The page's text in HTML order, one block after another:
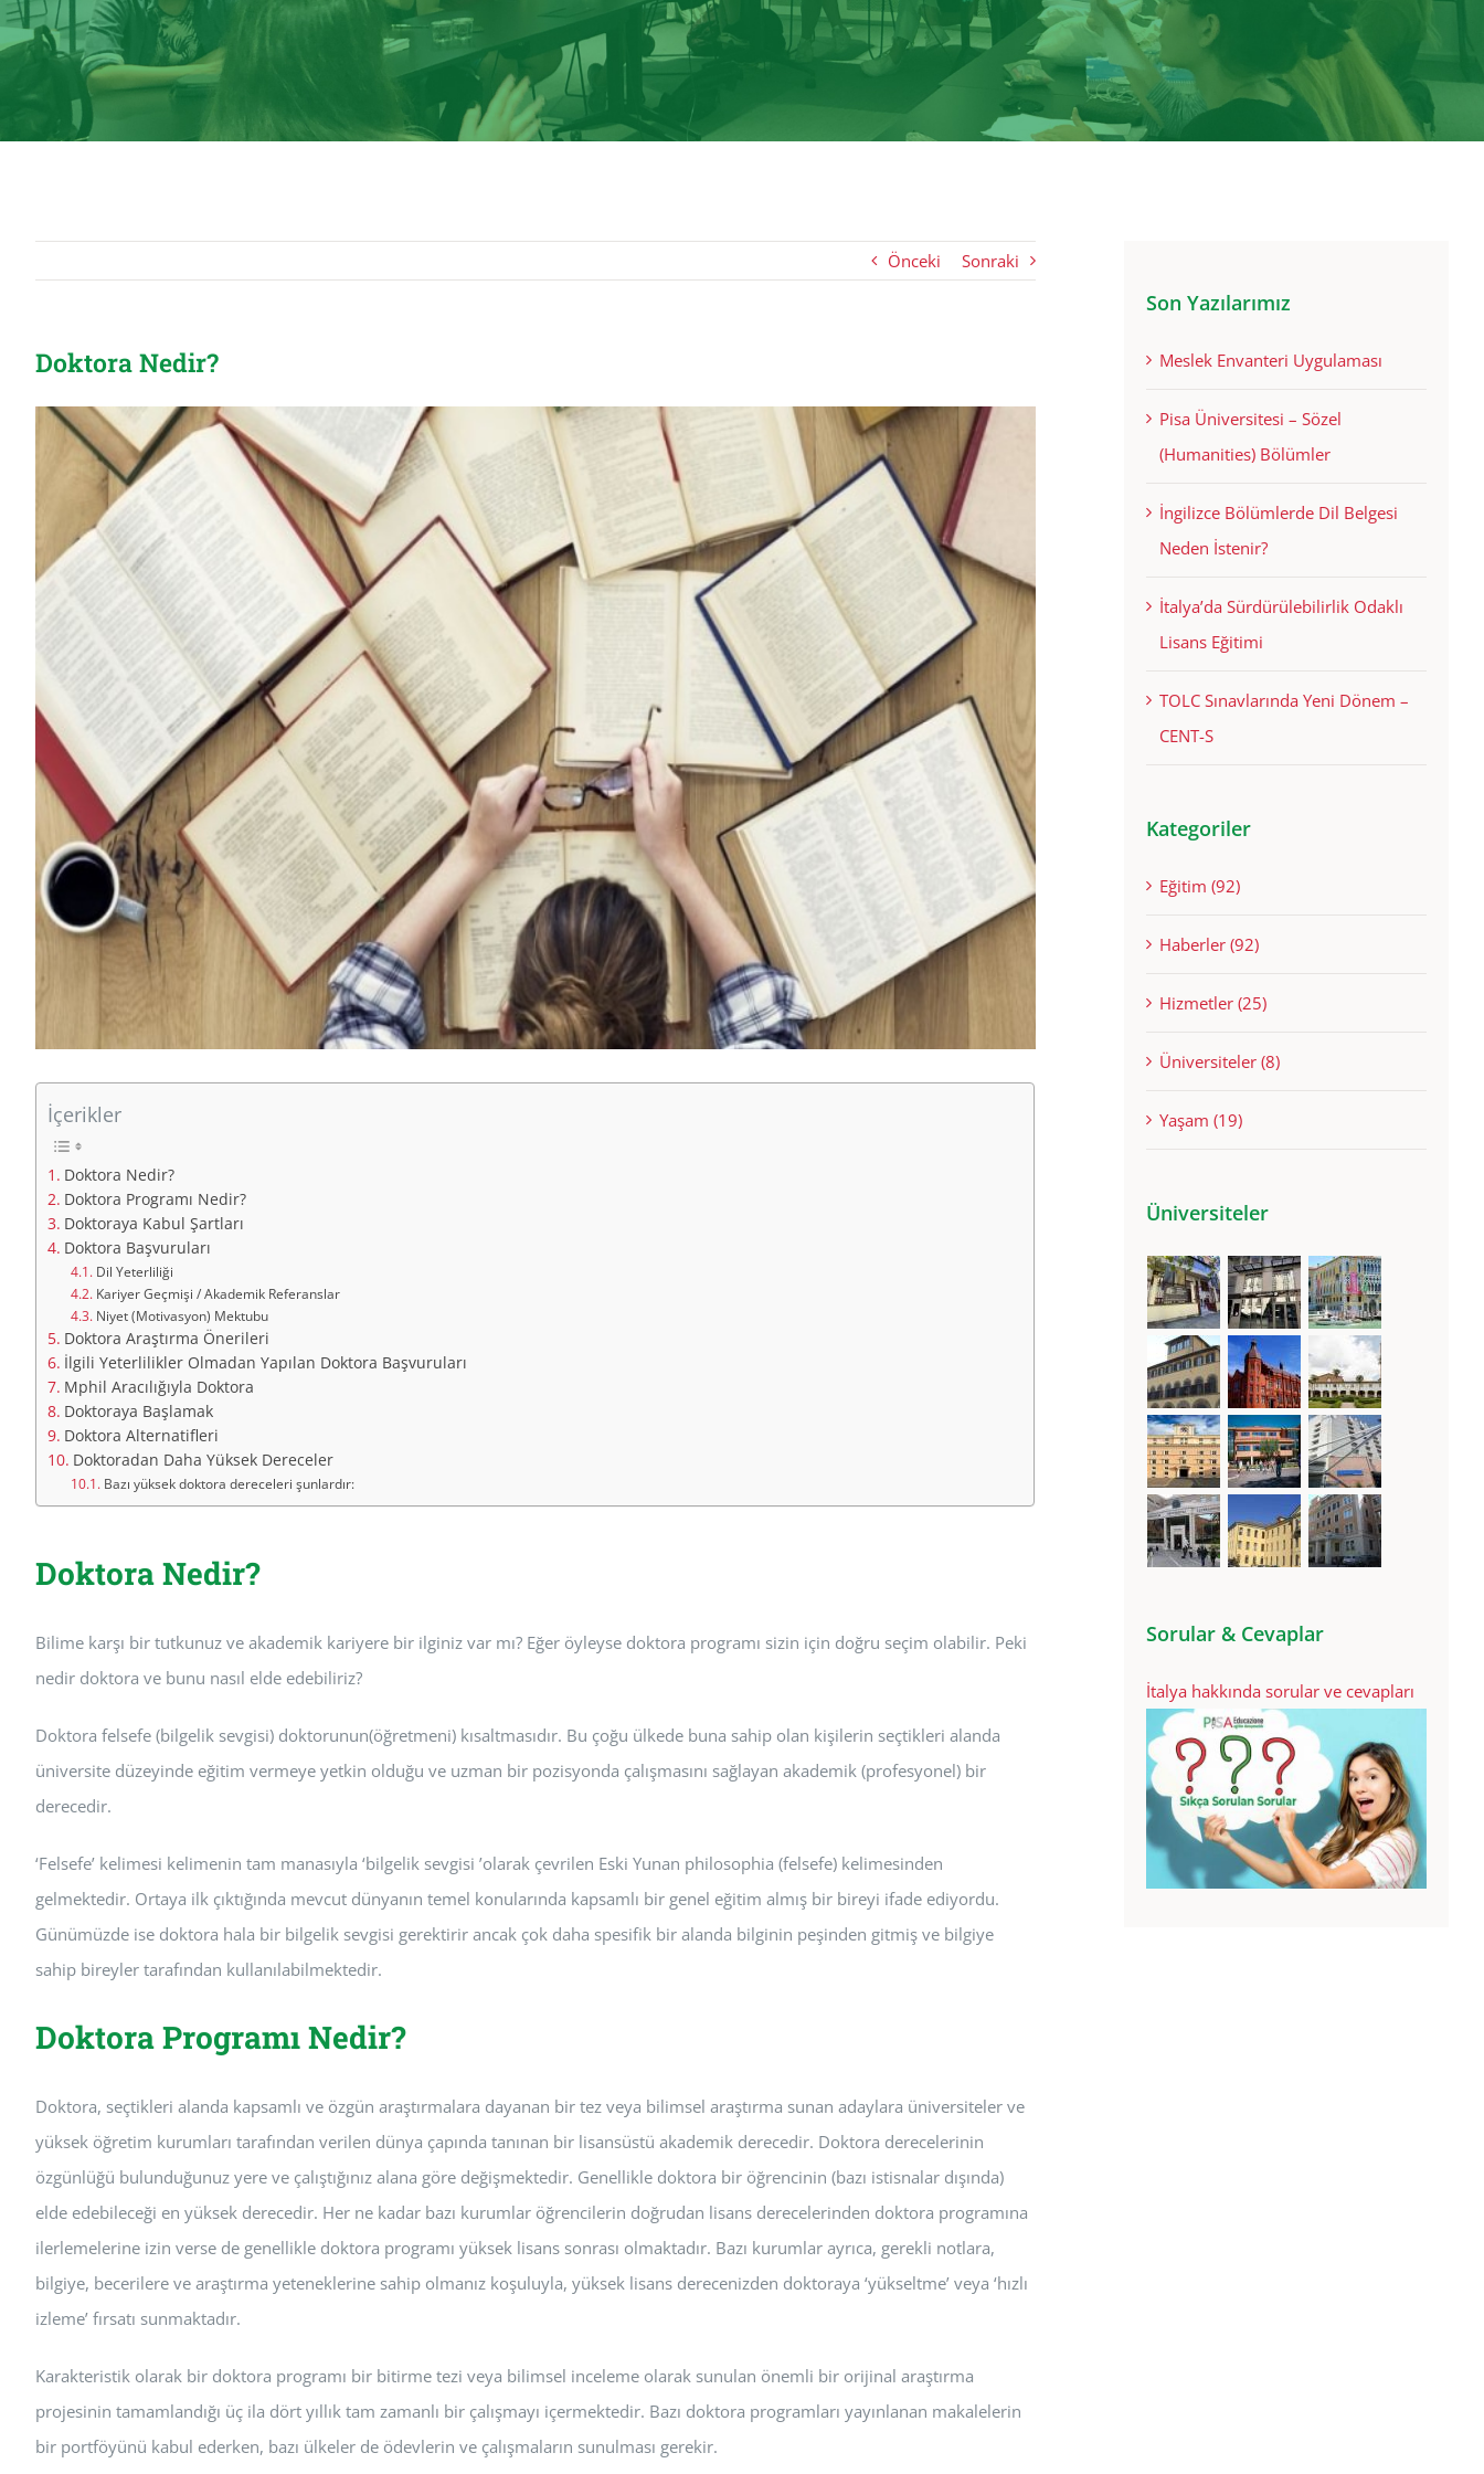
Önceki Sonraki
Doktora Nedir?
View
İçerikler
Doktora Nedir?
Doktora Programı Nedir?
Doktoraya Kabul Şartları
Doktora Başvuruları
Dil Yeterliliği
Kariyer Geçmişi / Akademik Referanslar
Niyet (Motivasyon) Mektubu
Doktora Araştırma Önerileri
İlgili Yeterlilikler Olmadan Yapılan Doktora Başvuruları
Mphil Aracılığıyla Doktora
Doktoraya Başlamak
Doktora Alternatifleri
Doktoradan Daha Yüksek Dereceler
Bazı yüksek doktora dereceleri şunlardır:
Doktora Nedir?
Bilime karşı bir tutkunuz ve akademik kariyere bir ilginiz var mı? Eğer öyleyse doktora programı sizin için doğru seçim olabilir. Peki
nedir doktora ve bunu nasıl elde edebiliriz?
Doktora felsefe (bilgelik sevgisi) doktorunun(öğretmeni) kısaltmasıdır. Bu çoğu ülkede buna sahip olan kişilerin seçtikleri alanda
üniversite düzeyinde eğitim vermeye yetkin olduğu ve uzman bir pozisyonda çalışmasını sağlayan akademik (profesyonel) bir
derecedir.
‘Felsefe’ kelimesi kelimenin tam manasıyla ‘bilgelik sevgisi ’olarak çevrilen Eski Yunan philosophia (felsefe) kelimesinden
gelmektedir. Ortaya ilk çıktığında mevcut dünyanın temel konularında kapsamlı bir genel eğitim almış bir bireyi ifade ediyordu.
Günümüzde ise doktora hala bir bilgelik sevgisi gerektirir ancak çok daha spesifik bir alanda bilginin peşinden gitmiş ve bilgiye
sahip bireyler tarafından kullanılabilmektedir.
Doktora Programı Nedir?
Doktora, seçtikleri alanda kapsamlı ve özgün araştırmalara dayanan bir tez veya bilimsel araştırma sunan adaylara üniversiteler ve
yüksek öğretim kurumları tarafından verilen dünya çapında tanınan bir lisansüstü akademik derecedir. Doktora derecelerinin
özgünlüğü bulunduğunuz yere ve çalıştığınız alana göre değişmektedir. Genellikle doktora bir öğrencinin (bazı istisnalar dışında)
elde edebileceği en yüksek derecedir. Her ne kadar bazı kurumlar öğrencilerin doğrudan lisans derecelerinden doktora programına
ilerlemelerine izin verse de genellikle doktora programı yüksek lisans sonrası olmaktadır. Bazı kurumlar ayrıca, gerekli notlara,
bilgiye, becerilere ve araştırma yeteneklerine sahip olmanız koşuluyla, yüksek lisans derecenizden doktoraya ‘yükseltme’ veya ‘hızlı
izleme’ fırsatı sunmaktadır.
Karakteristik olarak bir doktora programı bir bitirme tezi veya bilimsel inceleme olarak sunulan önemli bir orijinal araştırma
projesinin tamamlandığı üç ila dört yıllık tam zamanlı bir çalışmayı içermektedir. Bazı doktora programları yayınlanan makalelerin
bir portföyünü kabul ederken, bazı ülkeler de ödevlerin ve çalışmaların sunulması gerekir.
Son Yazılarımız
Meslek Envanteri Uygulaması
Pisa Üniversitesi – Sözel
(Humanities) Bölümler
İngilizce Bölümlerde Dil Belgesi
Neden İstenir?
İtalya’da Sürdürülebilirlik Odaklı
Lisans Eğitimi
TOLC Sınavlarında Yeni Dönem –
CENT-S
Kategoriler
Eğitim (92)
Haberler (92)
Hizmetler (25)
Üniversiteler (8)
Yaşam (19)
Üniversiteler
Sorular & Cevaplar
İtalya hakkında sorular ve cevapları